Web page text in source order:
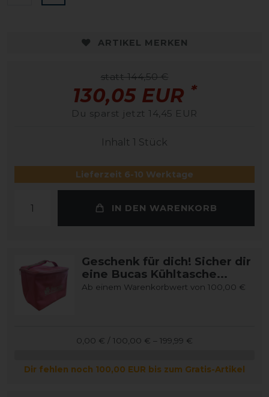
ARTIKEL MERKEN
statt 144,50 €
130,05 EUR *
Du sparst jetzt 14,45 EUR
Inhalt 1 Stück
Lieferzeit 6-10 Werktage
IN DEN WARENKORB
Geschenk für dich! Sicher dir
eine Bucas Kühltasche...
Ab einem Warenkorbwert von 100,00 €
0,00 € / 100,00 € – 199,99 €
Dir fehlen noch 100,00 EUR bis zum Gratis-Artikel